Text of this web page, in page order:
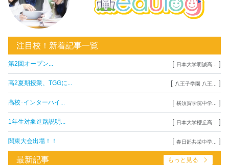
注目校！新着記事一覧
第2回オープン... [ 日本大学明誠高... ]
高2夏期授業、TGGに... [ 八王子学園 八王... ]
高校･インターハイ... [ 横須賀学院中学... ]
1年生対象進路説明... [ 日本大学櫻丘高... ]
関東大会出場！！ [ 春日部共栄中学... ]
最新記事 もっと見る